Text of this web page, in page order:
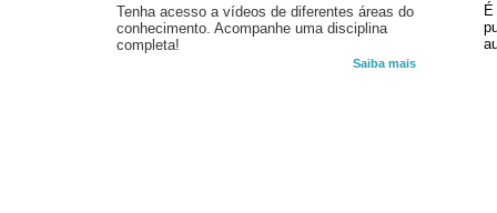
Tenha acesso a vídeos de diferentes áreas do
conhecimento. Acompanhe uma disciplina
completa!
Saiba mais